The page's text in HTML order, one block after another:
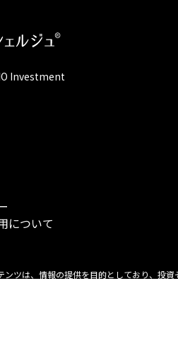
Investment
について
ンツは、情報の提供を目的としており、投資